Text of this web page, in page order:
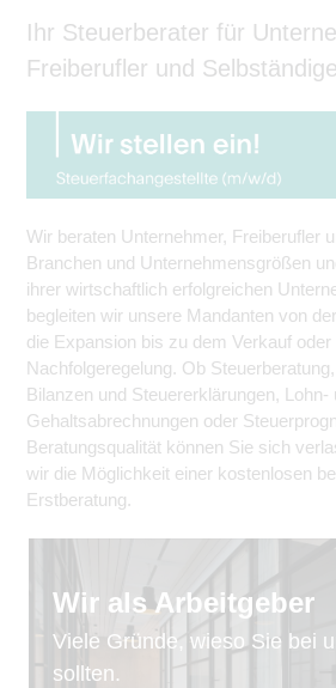
Ihr Steuerberater für
Freiberufler und
Wir beraten Unternehmer, Freiberufler
Branchen und Unternehmensgrößen
ihrer wirtschaftlich erfolgreichen
begleiten wir unsere Mandanten von
die Expansion bis zu dem Verkauf oder
Nachfolgeregelung. Ob
Bilanzen und Steuererklärungen, Lohn-
Gehaltsabrechnungen oder
Beratungsqualität können Sie sich
wir die Möglichkeit einer kostenlosen
Erstberatung.
Wir als Arbeitgeber
Viele Gründe, wieso Sie bei
sollten.